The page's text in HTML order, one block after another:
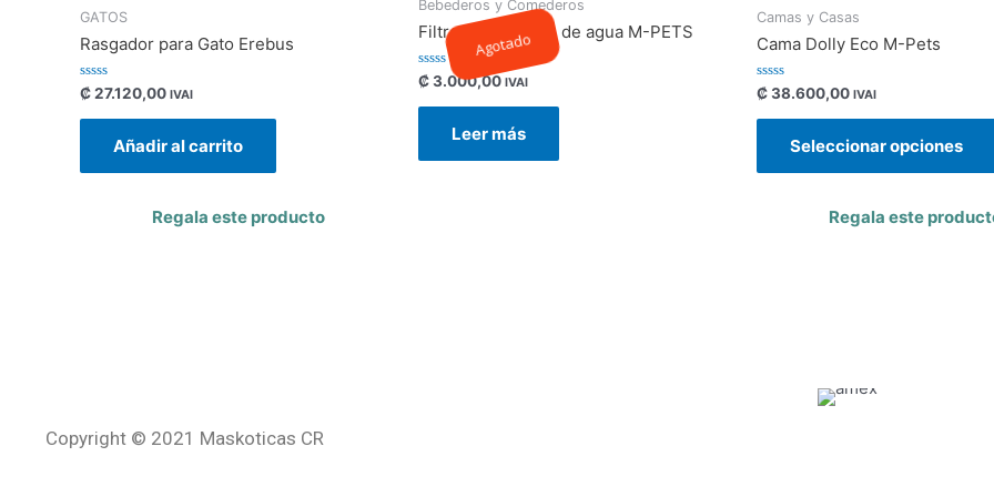
GATOS
Rasgador para Gato Erebus
Valorado
con
0
₡27.120,00 IVAI
Añadir al carrito
Regala este producto
Agotado
Bebederos y Comederos
Filtro para Fuente de agua M-PETS
Valorado
con
0
₡3.000,00 IVAI
Leer más
Camas y Casas
Cama Dolly Eco M-Pets
Valorado
con
0
₡38.600,00 IVAI
Seleccionar opciones
Regala este
Copyright © 2021 Maskoticas CR